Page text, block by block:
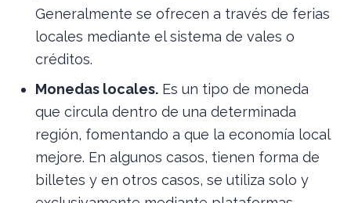
Generalmente se ofrecen a través de ferias
locales mediante el sistema de vales o
créditos.
Monedas locales. Es un tipo de moneda
que circula dentro de una determinada
región, fomentando a que la economía local
mejore. En algunos casos, tienen forma de
billetes y en otros casos, se utiliza solo y